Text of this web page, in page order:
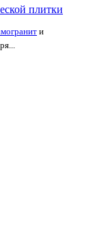
плитки
и